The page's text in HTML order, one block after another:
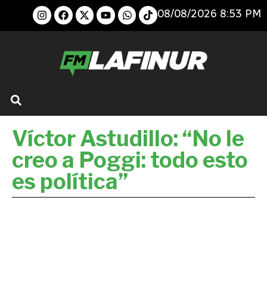
08/08/2026 8:53 PM
Víctor Astudillo: “No le
creo a Poggi: todo esto
es política”